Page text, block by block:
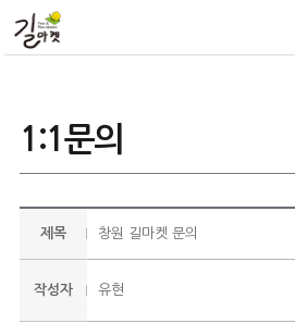
1:1문의
제목 창원 길마켓 문의
작성자 유현